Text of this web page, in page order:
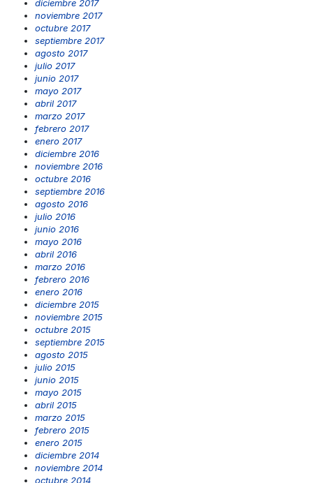
diciembre 2017
noviembre 2017
octubre 2017
septiembre 2017
agosto 2017
julio 2017
junio 2017
mayo 2017
abril 2017
marzo 2017
febrero 2017
enero 2017
diciembre 2016
noviembre 2016
octubre 2016
septiembre 2016
agosto 2016
julio 2016
junio 2016
mayo 2016
abril 2016
marzo 2016
febrero 2016
enero 2016
diciembre 2015
noviembre 2015
octubre 2015
septiembre 2015
agosto 2015
julio 2015
junio 2015
mayo 2015
abril 2015
marzo 2015
febrero 2015
enero 2015
diciembre 2014
noviembre 2014
octubre 2014